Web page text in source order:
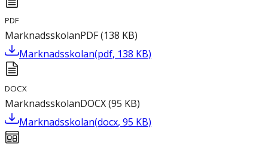
PDF
MarknadsskolanPDF(138 KB)
Marknadsskolan(pdf, 138 KB)
DOCX
MarknadsskolanDOCX(95 KB)
Marknadsskolan(docx, 95 KB)